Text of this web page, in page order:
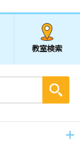
教室検索